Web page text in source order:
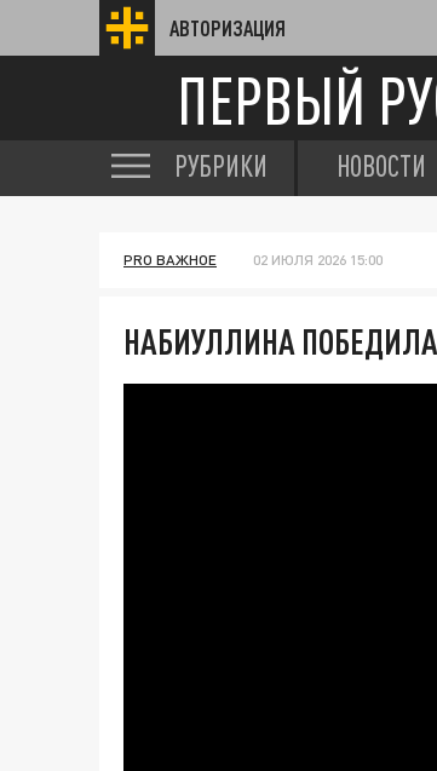
АВТОРИЗАЦИЯ
ПЕРВЫЙ
РУБРИКИ НОВОСТИ
PRO ВАЖНОЕ 02 ИЮЛЯ 2026 15:00
НАБИУЛЛИНА